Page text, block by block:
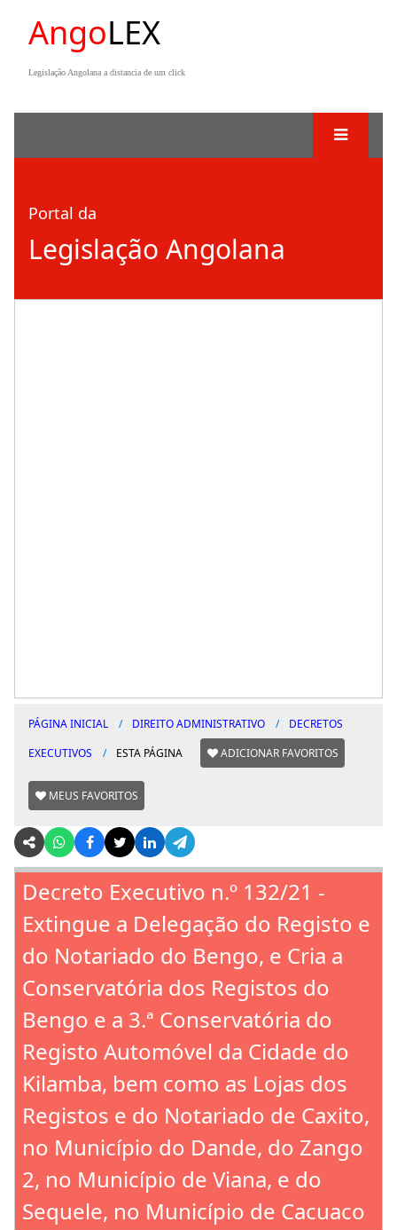
AngoLEX
Legislação Angolana a distancia de um click
Portal da
Legislação Angolana
PÁGINA INICIAL DIREITO ADMINISTRATIVO
DECRETOS
EXECUTIVOS
ESTA PÁGINA ADICIONAR FAVORITOS
MEUS FAVORITOS
Decreto Executivo n.º 132/21 -
Extingue a Delegação do Registo e
do Notariado do Bengo, e Cria a
Conservatória dos Registos do
Bengo e a 3.ª Conservatória do
Registo Automóvel da Cidade do
Kilamba, bem como as Lojas dos
Registos e do Notariado de Caxito,
no Município do Dande, do Zango
2, no Município de Viana, e do
Sequele, no Município de Cacuaco